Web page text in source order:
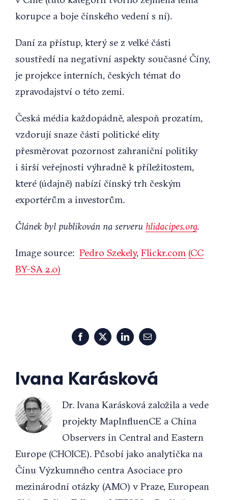
korupce a boje čínského vedení s ní).
Daní za přístup, který se z velké části
soustředí na negativní aspekty současné Číny,
je projekce interních, českých témat do
zpravodajství o této zemi.
Česká média každopádně, alespoň prozatím,
vzdorují snaze části politické elity
přesměrovat pozornost zahraniční politiky
i širší veřejnosti výhradně k příležitostem,
které (údajně) nabízí čínský trh českým
exportérům a investorům.
Článek byl publikován na serveru hlidacipes.org.
Image source: Pedro Szekely, Flickr.com (CC
BY-SA 2.0)
Facebook
X LinkedInEmail
Ivana Karásková
Dr. Ivana Karásková založila a vede
projekty MapInfluenCE a China
Observers in Central and Eastern
Europe (CHOICE). Působí jako analytička na
Čínu Výzkumného centra Asociace pro
mezinárodní otázky (AMO) v Praze, European